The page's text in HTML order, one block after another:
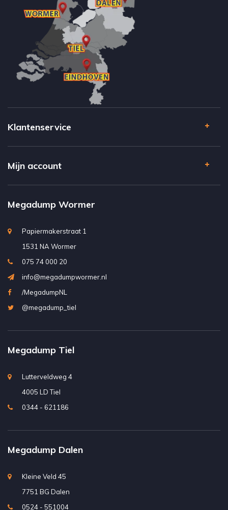
Klantenservice
Mijn account
Megadump Wormer
Papiermakerstraat 1
1531 NA Wormer
075 74 000 20
info@megadumpwormer.nl
/MegadumpNL
@megadump_tiel
Megadump Tiel
Lutterveldweg 4
4005 LD Tiel
0344 - 621186
Megadump Dalen
Kleine Veld 45
7751 BG Dalen
0524 - 551004